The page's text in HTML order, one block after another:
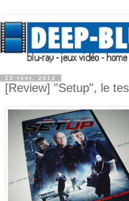
23 févr. 2012
[Review] "Setup", le